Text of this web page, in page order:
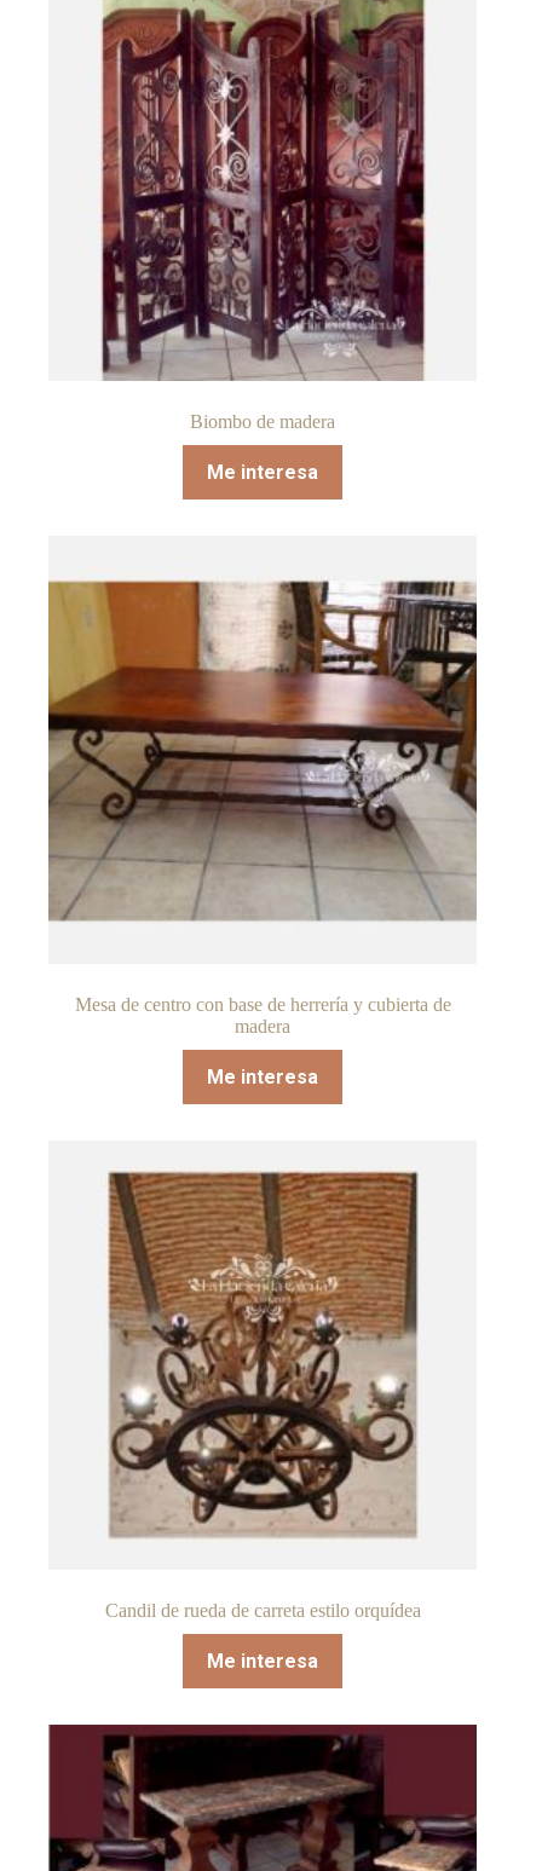
Biombo de madera
Me interesa
Mesa de centro con base de herrería y cubierta de
madera
Me interesa
Candil de rueda de carreta estilo orquídea
Me interesa